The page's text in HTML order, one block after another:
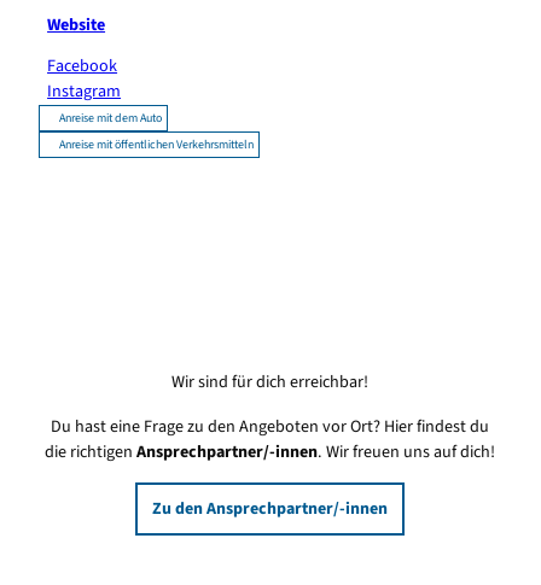
Website
Facebook
Instagram
Anreise mit dem Auto
Anreise mit öffentlichen Verkehrsmitteln
Wir sind für dich erreichbar!
Du hast eine Frage zu den Angeboten vor Ort? Hier findest du
die richtigenAnsprechpartner/-innen. Wir freuen uns auf dich!
Zu den Ansprechpartner/-innen